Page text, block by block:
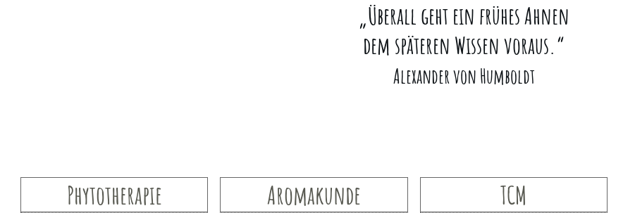
„Überall geht ein frühes Ahnen
dem späteren Wissen voraus.“
Alexander von Humboldt
Phytotherapie Aromakunde TCM